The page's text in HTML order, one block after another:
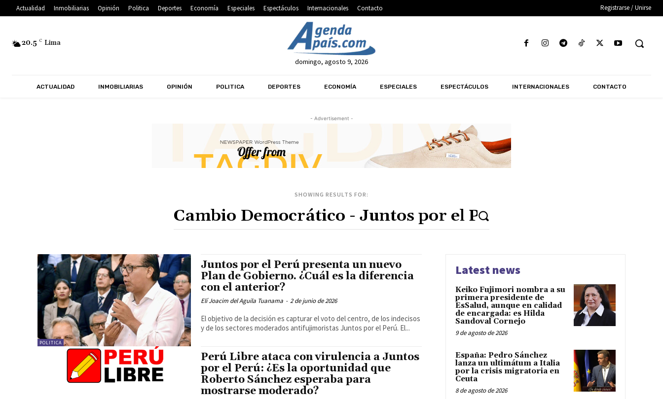
Actualidad Inmobiliarias Opinión Politica Deportes Economía Especiales Espectáculos Internacionales Contacto Registrarse / Unirse
20.5 C Lima
domingo, agosto 9, 2026
ACTUALIDAD INMOBILIARIAS OPINIÓN POLITICA DEPORTES ECONOMÍA ESPECIALES ESPECTÁCULOS INTERNACIONALES CONTACTO
- Advertisement -
SHOWING RESULTS FOR:
POLITICA
Juntos por el Perú presenta un nuevo
Plan de Gobierno. ¿Cuál es la diferencia
con el anterior?
Elí Joacim del Aguila Tuanama - 2 de junio de 2026
El objetivo de la decisión es capturar el voto del centro, de los indecisos
y de los sectores moderados antifujimoristas Juntos por el Perú. El...
Perú Libre ataca con virulencia a Juntos
por el Perú: ¿Es la oportunidad que
Roberto Sánchez esperaba para
mostrarse moderado?
Latest news
Keiko Fujimori nombra a su
primera presidente de
EsSalud, aunque en calidad
de encargada: es Hilda
Sandoval Cornejo
9 de agosto de 2026
España: Pedro Sánchez
lanza un ultimátum a Italia
por la crisis migratoria en
Ceuta
8 de agosto de 2026